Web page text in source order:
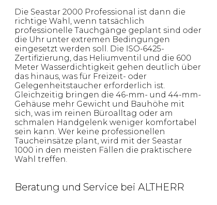
Die Seastar 2000 Professional ist dann die
richtige Wahl, wenn tatsächlich
professionelle Tauchgänge geplant sind oder
die Uhr unter extremen Bedingungen
eingesetzt werden soll. Die ISO-6425-
Zertifizierung, das Heliumventil und die 600
Meter Wasserdichtigkeit gehen deutlich über
das hinaus, was für Freizeit- oder
Gelegenheitstaucher erforderlich ist.
Gleichzeitig bringen die 46-mm- und 44-mm-
Gehäuse mehr Gewicht und Bauhöhe mit
sich, was im reinen Büroalltag oder am
schmalen Handgelenk weniger komfortabel
sein kann. Wer keine professionellen
Taucheinsätze plant, wird mit der Seastar
1000 in den meisten Fällen die praktischere
Wahl treffen.
Beratung und Service bei ALTHERR